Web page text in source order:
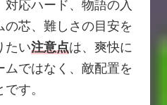
応ハード、物語の入
の芯、難しさの目安を
たい注意点は、爽快に
ではなく、敵配置を
す。